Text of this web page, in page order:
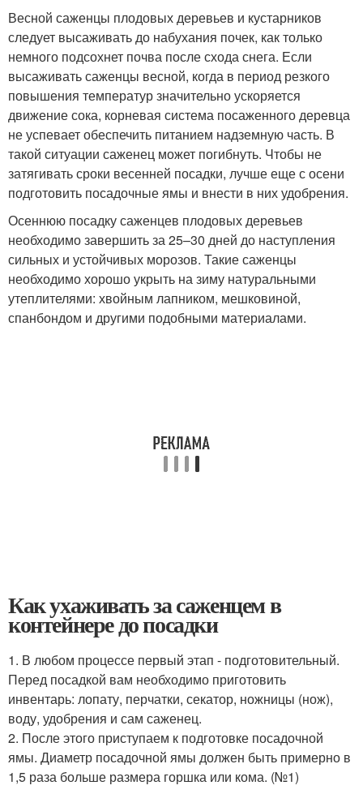
Весной саженцы плодовых деревьев и кустарников
следует высаживать до набухания почек, как только
немного подсохнет почва после схода снега. Если
высаживать саженцы весной, когда в период резкого
повышения температур значительно ускоряется
движение сока, корневая система посаженного деревца
не успевает обеспечить питанием надземную часть. В
такой ситуации саженец может погибнуть. Чтобы не
затягивать сроки весенней посадки, лучше еще с осени
подготовить посадочные ямы и внести в них удобрения.
Осеннюю посадку саженцев плодовых деревьев
необходимо завершить за 25–30 дней до наступления
сильных и устойчивых морозов. Такие саженцы
необходимо хорошо укрыть на зиму натуральными
утеплителями: хвойным лапником, мешковиной,
спанбондом и другими подобными материалами.
Как ухаживать за саженцем в
контейнере до посадки
1. В любом процессе первый этап - подготовительный.
Перед посадкой вам необходимо приготовить
инвентарь: лопату, перчатки, секатор, ножницы (нож),
воду, удобрения и сам саженец.
2. После этого приступаем к подготовке посадочной
ямы. Диаметр посадочной ямы должен быть примерно в
1,5 раза больше размера горшка или кома. (№1)